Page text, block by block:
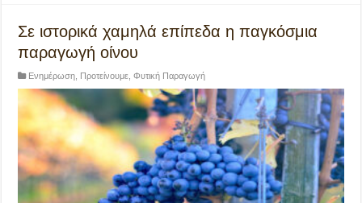
Σε ιστορικά χαμηλά επίπεδα η παγκόσμια
παραγωγή οίνου
Ενημέρωση Προτείνουμε ,Φυτική Παραγωγή